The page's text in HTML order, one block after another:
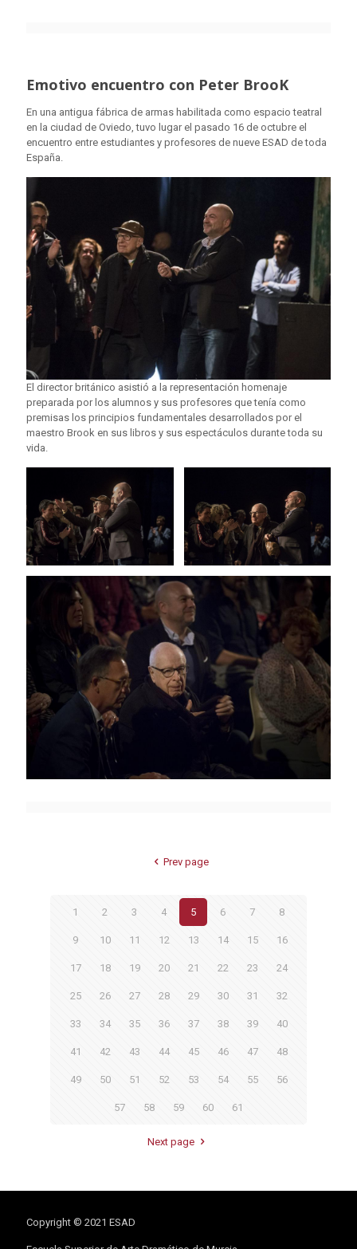
Emotivo encuentro con Peter BrooK
En una antigua fábrica de armas habilitada como espacio teatral
en la ciudad de Oviedo, tuvo lugar el pasado 16 de octubre el
encuentro entre estudiantes y profesores de nueve ESAD de toda
España.
El director británico asistió a la representación homenaje
preparada por los alumnos y sus profesores que tenía como
premisas los principios fundamentales desarrollados por el
maestro Brook en sus libros y sus espectáculos durante toda su
vida.
Prev page
1 2 3 4 5 6 7 8
9 10 11 12 13 14 15 16
17 18 19 20 21 22 23 24
25 26 27 28 29 30 31 32
33 34 35 36 37 38 39 40
41 42 43 44 45 46 47 48
49 50 51 52 53 54 55 56
57 58 59 60 61
Next page
Copyright © 2021 ESAD